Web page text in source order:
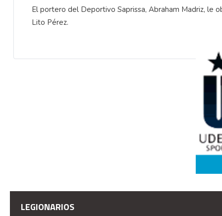
El portero del Deportivo Saprissa, Abraham Madriz, le
Lito Pérez.
LEGIONARIOS